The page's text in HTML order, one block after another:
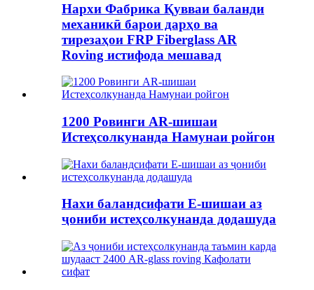
Нархи Фабрика Қувваи баланди
механикӣ барои дарҳо ва
тирезаҳои FRP Fiberglass AR
Roving истифода мешавад
1200 Ровинги AR-шишаи
Истеҳсолкунанда Намунаи ройгон
Нахи баландсифати E-шишаи аз
ҷониби истеҳсолкунанда додашуда